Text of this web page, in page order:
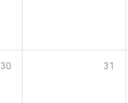
30 31